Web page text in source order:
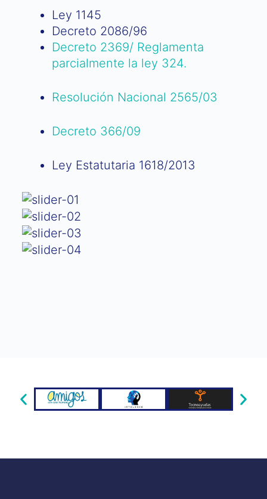
Ley 1145
Decreto 2086/96
Decreto 2369/ Reglamenta
parcialmente la ley 324.
Resolución Nacional 2565/03
Decreto 366/09
Ley Estatutaria 1618/2013